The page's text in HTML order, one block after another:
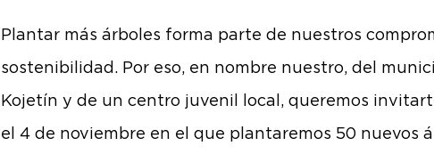
Plantar más árboles forma parte de nuestros
sostenibilidad. Por eso, en nombre nuestro, del
Kojetín y de un centro juvenil local, queremos
el 4 de noviembre en el que plantaremos 50 nuevos